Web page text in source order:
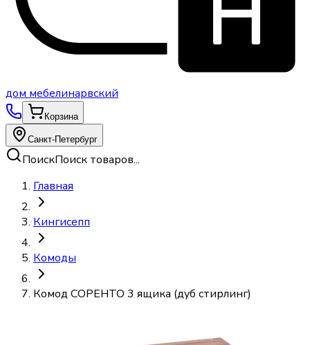
дом мебелинарвский
Корзина
Санкт-Петербург
ПоискПоиск товаров...
Главная
Кингисепп
Комоды
Комод СОРЕНТО 3 ящика (дуб стирлинг)